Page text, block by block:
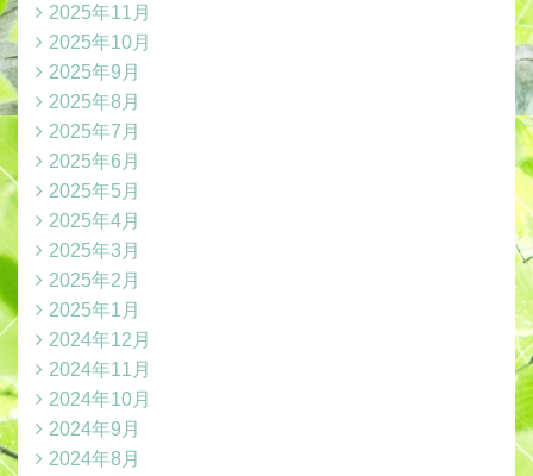
2025年11月
2025年10月
2025年9月
2025年8月
2025年7月
2025年6月
2025年5月
2025年4月
2025年3月
2025年2月
2025年1月
2024年12月
2024年11月
2024年10月
2024年9月
2024年8月